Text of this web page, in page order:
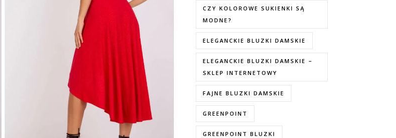
CZY KOLOROWE SUKIENKI SĄ
MODNE?
ELEGANCKIE BLUZKI DAMSKIE
ELEGANCKIE BLUZKI DAMSKIE –
SKLEP INTERNETOWY
FAJNE BLUZKI DAMSKIE
GREENPOINT
GREENPOINT BLUZKI